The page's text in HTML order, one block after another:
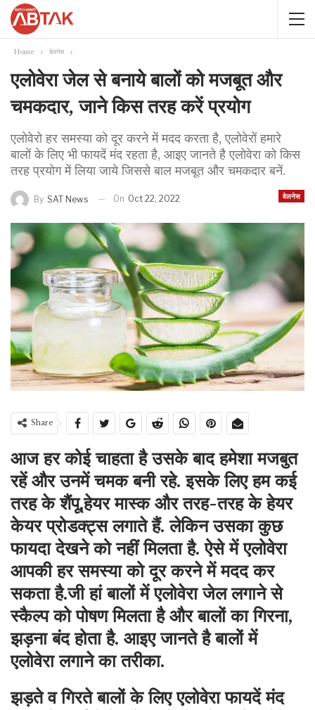
Home वेलनेस
एलोवेरा जेल से बनाये बालों को मजबूत और
चमकदार, जाने किस तरह करें प्रयोग
एलोवेरो हर समस्या को दूर करने में मदद करता है, एलोवेरों हमारे
बालों के लिए भी फायदें मंद रहता है, आइए जानते है एलोवेरा को किस
तरह प्रयोग में लिया जाये जिससे बाल मजबूत और चमकदार बनें.
वेलनेस
By SAT News On Oct 22, 2022
Share
आज हर कोई चाहता है उसके बाद हमेशा मजबुत
रहें और उनमें चमक बनी रहे. इसके लिए हम कई
तरह के शैंपू,हेयर मास्क और तरह-तरह के हेयर
केयर प्रोडक्ट्स लगाते हैं. लेकिन उसका कुछ
फायदा देखने को नहीं मिलता है. ऐसे में एलोवेरा
आपकी हर समस्या को दूर करने में मदद कर
सकता है.जी हां बालों में एलोवेरा जेल लगाने से
स्कैल्प को पोषण मिलता है और बालों का गिरना,
झड़ना बंद होता है. आइए जानते है बालों में
एलोवेरा लगाने का तरीका.
झड़ते व गिरते बालों के लिए एलोवेरा फायदें मंद